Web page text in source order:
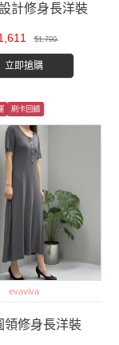
計修身長洋裝
$1,790
立即搶購
刷卡回饋
evaviva
領修身長洋裝